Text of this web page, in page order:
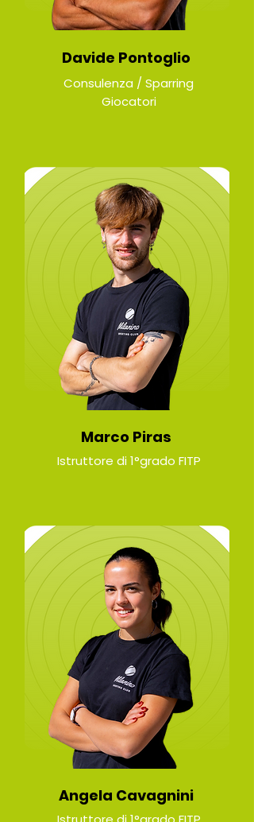
Davide Pontoglio
Consulenza / Sparring
Giocatori
Marco Piras
Istruttore di 1°grado FITP
Angela Cavagnini